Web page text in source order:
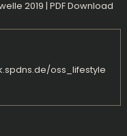
2019 | PDF Download
oss_lifestyle